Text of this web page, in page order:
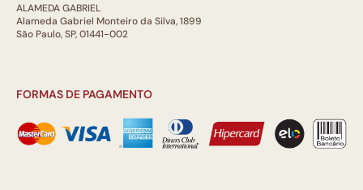
ALAMEDA GABRIEL
Alameda Gabriel Monteiro da Silva, 1899
São Paulo, SP, 01441-002
FORMAS DE PAGAMENTO